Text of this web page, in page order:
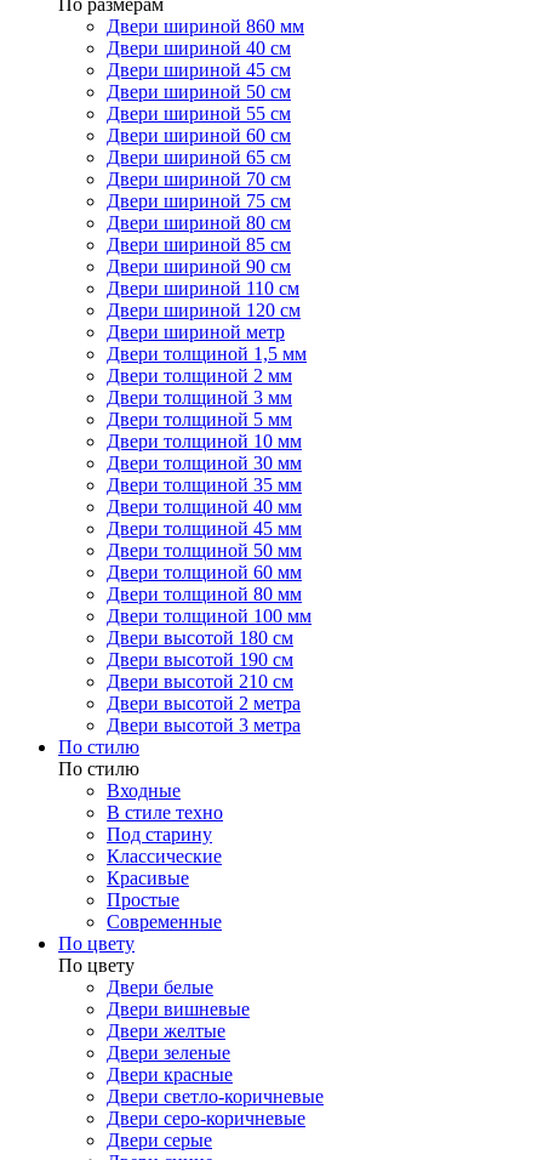
По размерам
Двери шириной 860 мм
Двери шириной 40 см
Двери шириной 45 см
Двери шириной 50 см
Двери шириной 55 см
Двери шириной 60 см
Двери шириной 65 см
Двери шириной 70 см
Двери шириной 75 см
Двери шириной 80 см
Двери шириной 85 см
Двери шириной 90 см
Двери шириной 110 см
Двери шириной 120 см
Двери шириной метр
Двери толщиной 1,5 мм
Двери толщиной 2 мм
Двери толщиной 3 мм
Двери толщиной 5 мм
Двери толщиной 10 мм
Двери толщиной 30 мм
Двери толщиной 35 мм
Двери толщиной 40 мм
Двери толщиной 45 мм
Двери толщиной 50 мм
Двери толщиной 60 мм
Двери толщиной 80 мм
Двери толщиной 100 мм
Двери высотой 180 см
Двери высотой 190 см
Двери высотой 210 см
Двери высотой 2 метра
Двери высотой 3 метра
По стилю
По стилю
Входные
В стиле техно
Под старину
Классические
Красивые
Простые
Современные
По цвету
По цвету
Двери белые
Двери вишневые
Двери желтые
Двери зеленые
Двери красные
Двери светло-коричневые
Двери серо-коричневые
Двери серые